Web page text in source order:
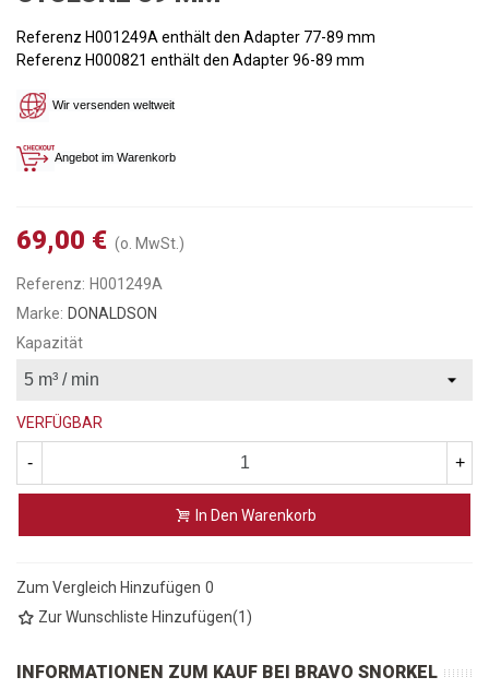
Referenz H001249A enthält den Adapter 77-89 mm
Referenz H000821 enthält den Adapter 96-89 mm
Wir versenden weltweit
Angebot im Warenkorb
69,00 € (o. MwSt.)
Referenz: H001249A
Marke: DONALDSON
Kapazität
VERFÜGBAR
- +
In Den Warenkorb
Zum Vergleich Hinzufügen 0
Zur Wunschliste Hinzufügen(1 )
INFORMATIONEN ZUM KAUF BEI BRAVO SNORKEL